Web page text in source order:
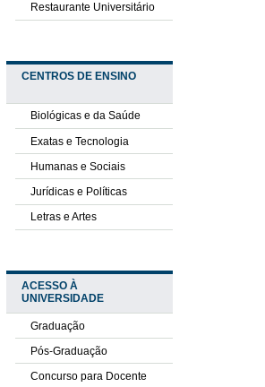
Restaurante Universitário
CENTROS DE ENSINO
Biológicas e da Saúde
Exatas e Tecnologia
Humanas e Sociais
Jurídicas e Políticas
Letras e Artes
ACESSO À
UNIVERSIDADE
Graduação
Pós-Graduação
Concurso para Docente